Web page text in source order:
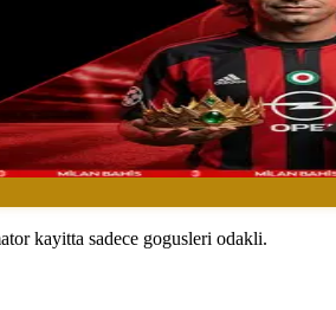
kayitta sadece gogusleri odakli.